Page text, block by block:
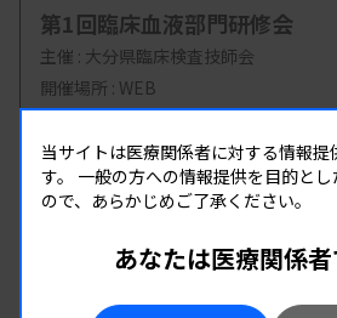
第1回臨床血液部門研修会
主催 : 大分県臨床検査技師会
開催場所 : WEB
当サイトは医療関係者に対する情報提
す。 一般の方への情報提供を目的と
ので、あらかじめご了承ください。
あなたは医療関係者